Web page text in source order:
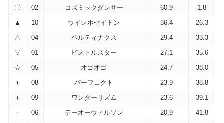
〇
02 コズミックダンサー 60.9
1.8
▲
10 ウインポセイドン 36.4
26.3
△
04 ペルティナクス 29.4
33.3
▽
01 ピストルスター 27.1
35.6
☆
05 オゴオゴ 24.7
38.0
＋
08 パーフェクト 23.9
38.8
＋
09 ワンダーリズム 23.6
39.1
－
06 テーオーウィルソン 20.9
41.8